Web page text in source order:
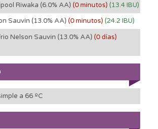
Riwaka (6.0% AA) (0 minutos) (13.4 IBU)
Sauvin (13.0% AA) (0 minutos) (24.2 IBU)
Nelson Sauvin (13.0% AA) (0 días)
a 66 ºC